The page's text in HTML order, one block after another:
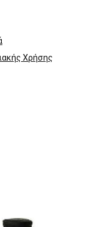
Χρήσης